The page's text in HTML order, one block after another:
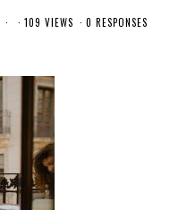
109 VIEWS 0 RESPONSES